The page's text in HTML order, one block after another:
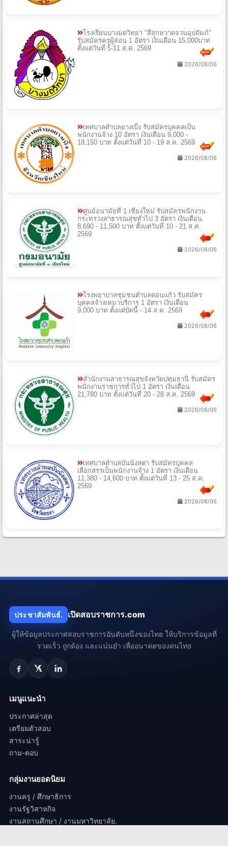
โรงเรียนบางมดวิทยา "สีสุกหวาดจวนอุปถัมภ์"
รับสมัครครูผู้สอน 1 อัตรา เงินเดือน 15,000บาท
ตั้งแต่วันที่ 5-11 ส.ค. 2569
2026/08/06
เทศบาลตำบลยางเบิ้ง รับสมัครบุคคลเป็น
พนักงานจ้าง 10 อัตรา เงินเดือน 9,000 -
18,150 บาท ตั้งแต่วันที่ 10 - 19 ส.ค. 2569
2026/08/06
ศูนย์อนามัยที่ 1 เชียงใหม่ รับสมัครพนักงาน
กระทรวงสาธารณสุขทั่วไป 3 อัตรา เงินเดือน
8,690 - 11,500 บาท ตั้งแต่วันที่ 10 - 21 ส.ค.
2569
2026/08/06
โรงพยาบาลชุมชนตำบลดอนแก้ว รับสมัคร
บุคคลจ้างเหมาบริการ 1 อัตรา เงินเดือน
9,000 บาท ตั้งแต่บัดนี้ - 14 ส.ค. 2569
2026/08/06
สํานักงานสาธารณสุขจังหวัดปทุมธานี รับสมัคร
พนักงานราชการทั่วไป 1 อัตรา เงินเดือน
21,780 บาท ตั้งแต่วันที่ 20 - 28 ส.ค. 2569
2026/08/06
เทศบาลตําบลบันนังสตา รับสมัครบุคคล
เลือกสรรเป็นพนักงานจ้าง 1 อัตรา เงินเดือน
11,380 - 14,600 บาท ตั้งแต่วันที่ 13 - 25 ส.ค.
2569
2026/08/06
ประชาสัมพันธ์. เปิดสอบราชการ.com
ผู้ให้ข้อมูลประกาศสอบราชการอันดับหนึ่งของไทย ให้บริการข้อมูลที่
รวดเร็ว ถูกต้อง และแน่นยำ เพื่ออนาคตของคนไทย
เมนูแนะนำ
ประกาศล่าสุด
เตรียมตัวสอบ
สาระน่ารู้
ถาม-ตอบ
กลุ่มงานยอดนิยม
งานครู / ศึกษาธิการ
งานรัฐวิสาหกิจ
งานสถานศึกษา / งานมหาวิทยาลัย.